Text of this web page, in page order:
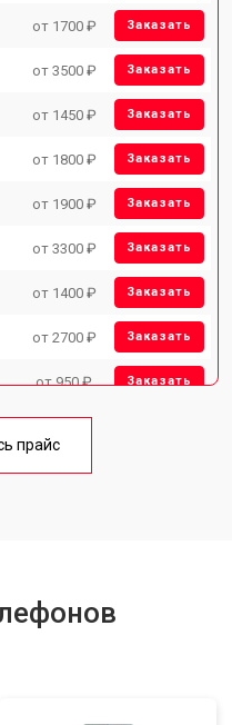
от 1700 ₽ Заказать
от 3500 ₽ Заказать
от 1450 ₽ Заказать
от 1800 ₽ Заказать
от 1900 ₽ Заказать
от 3300 ₽ Заказать
от 1400 ₽ Заказать
от 2700 ₽ Заказать
от 950 ₽ Заказать
от 3200 ₽
прайс